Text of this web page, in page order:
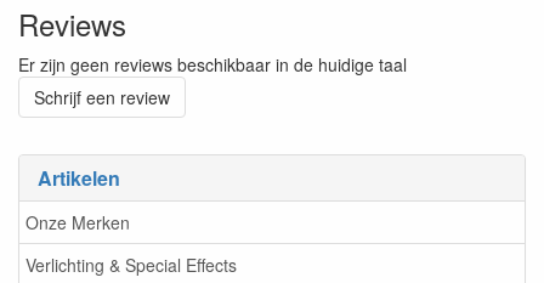
Artikelen
Onze Merken
Verlichting & Special Effects
Reviews
Er zijn geen reviews beschikbaar in de huidige taal
Schrijf een review